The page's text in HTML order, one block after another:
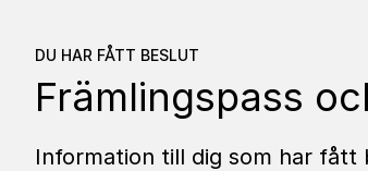
Du har fått beslut
DU HAR FÅTT BESLUT
Främlingspass
Information till dig som har fått